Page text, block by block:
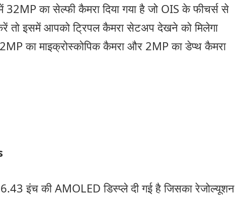
का सेल्फी कैमरा दिया गया है जो OIS के फीचर्स से
तो इसमें आपको ट्रिपल कैमरा सेटअप देखने को मिलेगा
का माइक्रोस्कोपिक कैमरा और 2MP का डेप्थ कैमरा
इंच की AMOLED डिस्प्ले दी गई है जिसका रेजोल्यूशन